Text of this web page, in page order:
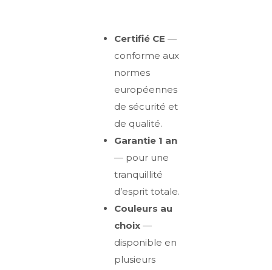
Certifié CE —
conforme aux
normes
européennes
de sécurité et
de qualité.
Garantie 1 an
— pour une
tranquillité
d’esprit totale.
Couleurs au
choix —
disponible en
plusieurs